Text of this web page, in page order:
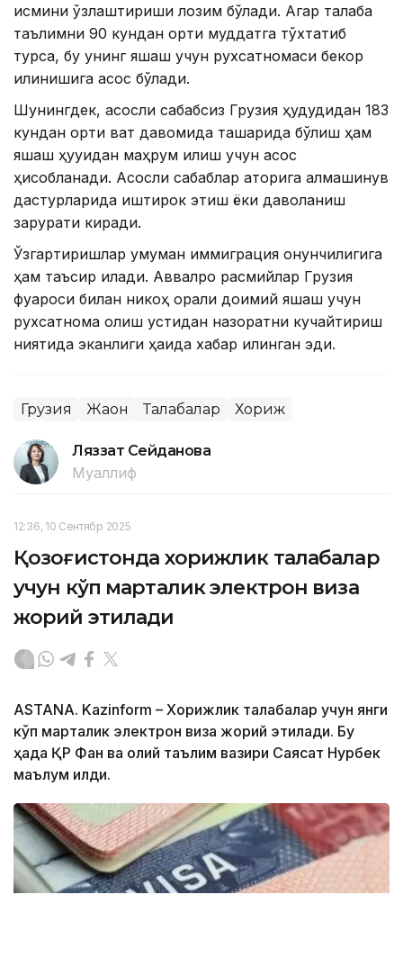
қисмини ўзлаштириши лозим бўлади. Агар талаба
таълимни 90 кундан ортиқ муддатга тўхтатиб
турса, бу унинг яшаш учун рухсатномаси бекор
қилинишига асос бўлади.
Шунингдек, асосли сабабсиз Грузия ҳудудидан 183
кундан ортиқ вақт давомида ташқарида бўлиш ҳам
яшаш ҳуқуқидан маҳрум қилиш учун асос
ҳисобланади. Асосли сабаблар қаторига алмашинув
дастурларида иштирок этиш ёки даволаниш
зарурати киради.
Ўзгартиришлар умуман иммиграция қонунчилигига
ҳам таъсир қилади. Аввалроқ расмийлар Грузия
фуқароси билан никоҳ орқали доимий яшаш учун
рухсатнома олиш устидан назоратни кучайтириш
ниятида эканлиги ҳақида хабар қилинган эди.
Грузия Жаҳон Талабалар Хориж
Ляззат Сейданова
Муаллиф
12:36, 10 Сентябр 2025
Қозоғистонда хорижлик талабалар
учун кўп марталик электрон виза
жорий этилади
ASTANA. Kazinform – Хорижлик талабалар учун янги
кўп марталик электрон виза жорий этилади. Бу
ҳақда ҚР Фан ва олий таълим вазири Саясат Нурбек
маълум қилди.